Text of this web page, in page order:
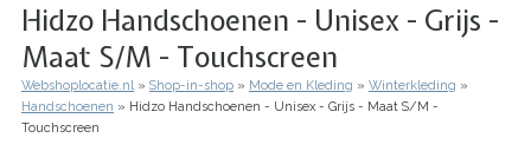
Hidzo Handschoenen - Unisex - Grijs -
Maat S/M - Touchscreen
Kruimelpad
Webshoplocatie.nl Shop-in-shop Mode en Kleding
Winterkleding
Handschoenen
Hidzo Handschoenen - Unisex - Grijs - Maat S/M -
Touchscreen